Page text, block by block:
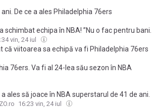
De ce a ales Philadelphia 76ers
schimbat echipa în NBA! ”Nu o fac pentru bani.
vin, 24 iul
că viitoarea sa echipă va fi Philadelphia 76ers
76ers. Va fi al 24-lea său sezon în NBA
ales să joace în NBA superstarul de 41 de ani.
16:23 vin, 24 iul